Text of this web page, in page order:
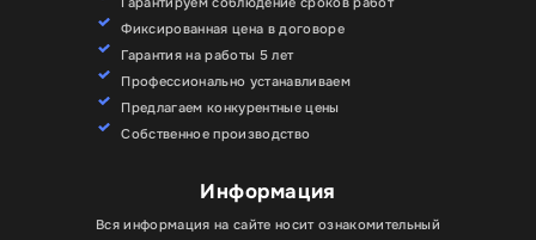
Фиксированная цена в договоре
Гарантия на работы 5 лет
Профессионально устанавливаем
Предлагаем конкурентные цены
Собственное производство
Информация
Вся информация на сайте носит ознакомительный